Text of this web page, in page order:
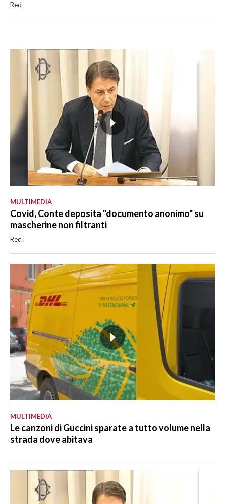
Red
MULTIMEDIA
Covid, Conte deposita "documento anonimo" su
mascherine non filtranti
Red
MULTIMEDIA
Le canzoni di Guccini sparate a tutto volume nella
strada dove abitava